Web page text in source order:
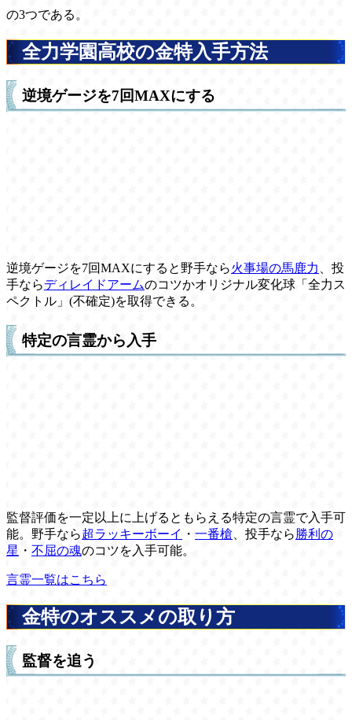
の3つである。
全力学園高校の金特入手方法
逆境ゲージを7回MAXにする
逆境ゲージを7回MAXにすると野手なら火事場の馬鹿力
、投
手ならディレイドアームのコツかオリジナル変化球「全力ス
ペクトル」(不確定)を取得できる。
特定の言霊から入手
監督評価を一定以上に上げるともらえる特定の言霊で入手可
能。野手なら超ラッキーボーイ ・ 一番槍 、投手なら勝利の
星 ・ 不屈の魂のコツを入手可能。
言霊一覧はこちら
金特のオススメの取り方
監督を追う